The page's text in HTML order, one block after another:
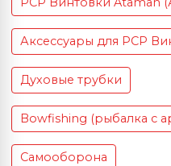
Аксессуары для PCP
Духовые трубки
Bowfishing (рыбалка с
Самооборона